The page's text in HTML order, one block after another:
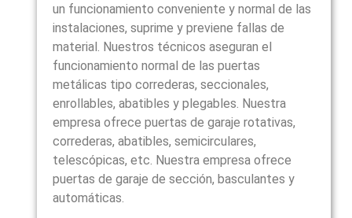
un funcionamiento conveniente y normal de las
instalaciones, suprime y previene fallas de
material. Nuestros técnicos aseguran el
funcionamiento normal de las puertas
metálicas tipo correderas, seccionales,
enrollables, abatibles y plegables. Nuestra
empresa ofrece puertas de garaje rotativas,
correderas, abatibles, semicirculares,
telescópicas, etc. Nuestra empresa ofrece
puertas de garaje de sección, basculantes y
automáticas.